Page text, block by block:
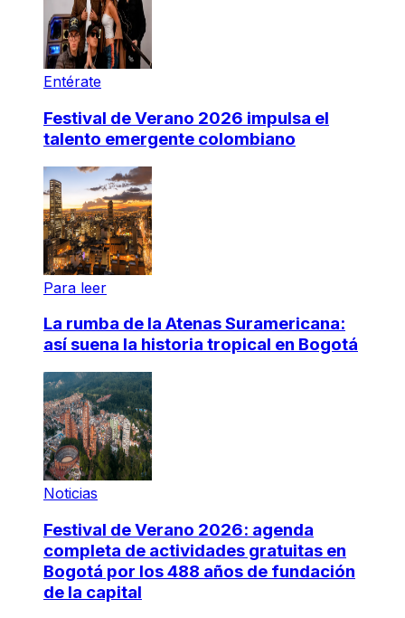
Entérate
Festival de Verano 2026 impulsa el
talento emergente colombiano
Para leer
La rumba de la Atenas Suramericana:
así suena la historia tropical en Bogotá
Noticias
Festival de Verano 2026: agenda
completa de actividades gratuitas en
Bogotá por los 488 años de fundación
de la capital